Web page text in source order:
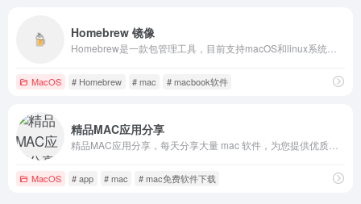
Homebrew 镜像
MacOS # Homebrew # mac # macbook软件
精品MAC应用分享
MacOS # app # mac # mac免费软件下载